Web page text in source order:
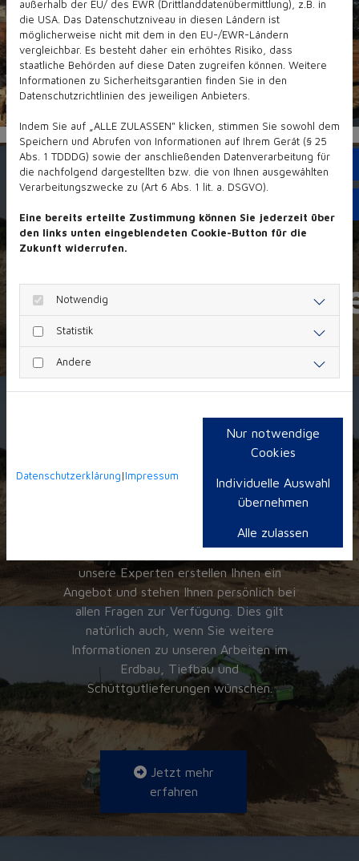
Ihr
für
professionelle
Abrissarbeiten
Lassen Sie sich jetzt kostenlos von
unsere Experten erstellen Ihnen ein
Angebot und stehen Ihnen persönlich bei
allen Fragen zur Verfügung. Dies gilt
natürlich auch, wenn Sie weitere
Informationen zu unseren Arbeiten im
Erdbau, Tiefbau und
Schüttgutlieferungen wünschen.
Jetzt mehr
erfahren
außerhalb der EU/ des EWR (Drittlanddatenübermittlung), z.B. in
die USA. Das Datenschutzniveau in diesen Ländern ist
möglicherweise nicht mit dem in den EU-/EWR-Ländern
vergleichbar. Es besteht daher ein erhöhtes Risiko, dass
staatliche Behörden auf diese Daten zugreifen können. Weitere
Informationen zu Sicherheitsgarantien finden Sie in den
Datenschutzrichtlinien des jeweiligen Anbieters.
Indem Sie auf „ALLE ZULASSEN" klicken, stimmen Sie sowohl dem
Speichern und Abrufen von Informationen auf Ihrem Gerät (§ 25
Abs. 1 TDDDG) sowie der anschließenden Datenverarbeitung für
die nachfolgend dargestellten bzw. die von Ihnen ausgewählten
Verarbeitungszwecke zu (Art 6 Abs. 1 lit. a. DSGVO).
Eine bereits erteilte Zustimmung können Sie jederzeit über
den links unten eingeblendeten Cookie-Button für die
Zukunft widerrufen.
Notwendig
Statistik
Andere
Datenschutzerklärung|Impressum
Nur notwendige
Cookies
Individuelle Auswahl
übernehmen
Alle zulassen